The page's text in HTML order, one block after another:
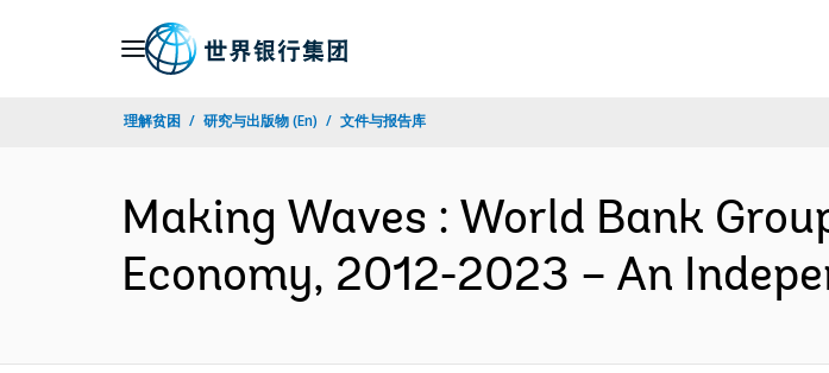
理解贫困 研究与出版物 (En) 文件与报告库
Making Waves : World Bank
Economy, 2012-2023 – An